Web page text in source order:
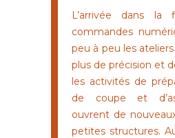
L’arrivée dans la
commandes
peu à peu les
plus de précision et
les activités de
de coupe et
ouvrent de
petites structures.